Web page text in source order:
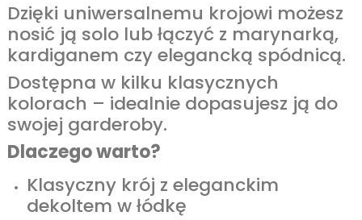
Dzięki uniwersalnemu krojowi możesz
nosić ją solo lub łączyć z marynarką,
kardiganem czy elegancką spódnicą.
Dostępna w kilku klasycznych
kolorach – idealnie dopasujesz ją do
swojej garderoby.
Dlaczego warto?
Klasyczny krój z eleganckim
dekoltem w łódkę